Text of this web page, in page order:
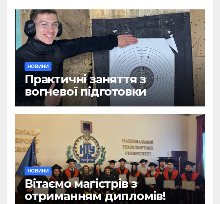
НОВИНИ
Практичні заняття з
вогневої підготовки
НОВИНИ
Вітаємо магістрів з
отриманням дипломів!